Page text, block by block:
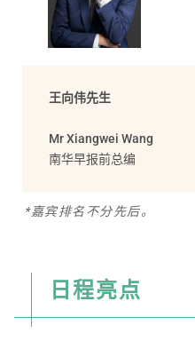
王向伟先生
Mr Xiangwei Wang
南华早报前总编
*嘉宾排名不分先后。
日程亮点